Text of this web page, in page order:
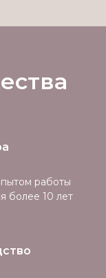
работы
более 10 лет